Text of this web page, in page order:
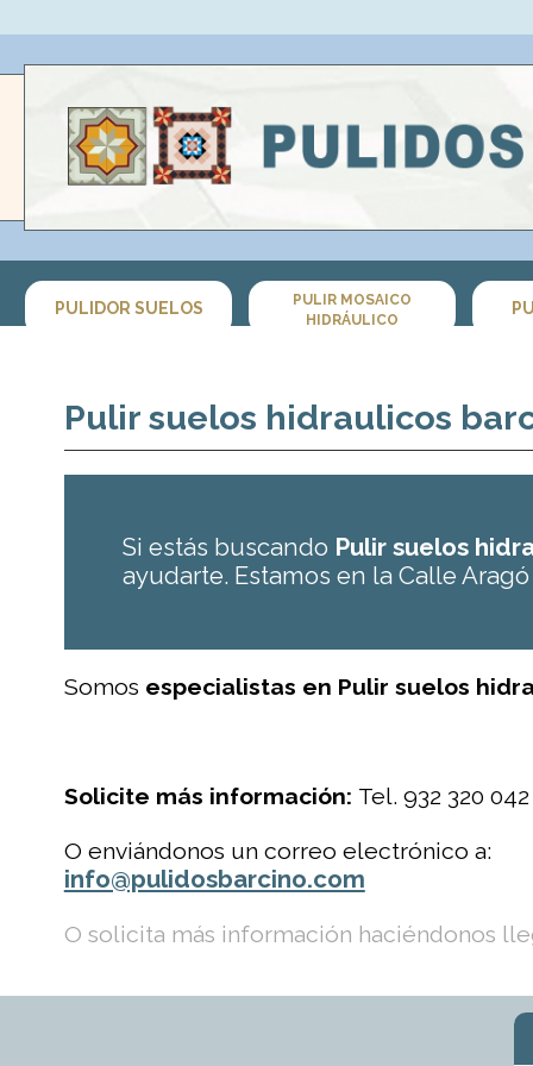
PULIDOR SUELOS
PULIR MOSAICO
HIDRÁULICO
Pulir suelos hidraulicos
Si estás buscando Pulir suelos
ayudarte. Estamos en la Calle
Somos especialistas en Pulir suelos
Solicite más información: Tel. 932 320
O enviándonos un correo electrónico a:
info@pulidosbarcino.com
O solicita más información haciéndonos